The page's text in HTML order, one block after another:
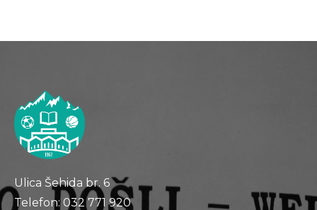
Ulica Šehida br. 6
Telefon: 032 771 920